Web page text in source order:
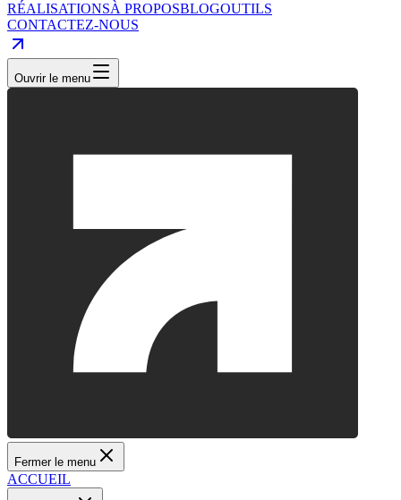
RÉALISATIONSÀ PROPOSBLOGOUTILS
CONTACTEZ-NOUS
Ouvrir le menu
Fermer le menu
ACCUEIL